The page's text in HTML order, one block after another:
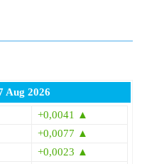
Aug 2026
+0,0041 ▲
+0,0077 ▲
+0,0023 ▲